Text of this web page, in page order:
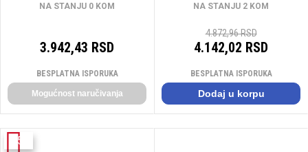
NA STANJU 0 KOM
3.942,43 RSD
BESPLATNA ISPORUKA
Mogućnost naručivanja
NA STANJU 2 KOM
4.872,96 RSD
4.142,02 RSD
BESPLATNA ISPORUKA
Dodaj u korpu
-15%